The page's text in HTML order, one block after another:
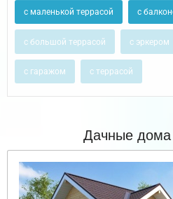
с маленькой террасой с
с большой террасой с эркером
с гаражом с террасой
Дачные дома